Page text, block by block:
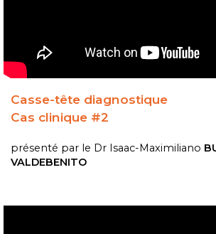
Casse-tête diagnostique
Cas clinique #2
présenté par le Dr Isaac-Maximiliano
VALDEBENITO